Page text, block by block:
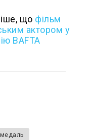
що фільм
актором у
BAFTA